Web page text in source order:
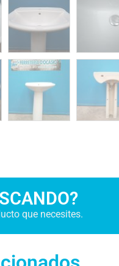
que necesites.